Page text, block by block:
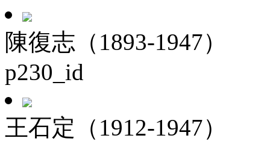
陳復志（1893-1947）
p230_id
王石定（1912-1947）